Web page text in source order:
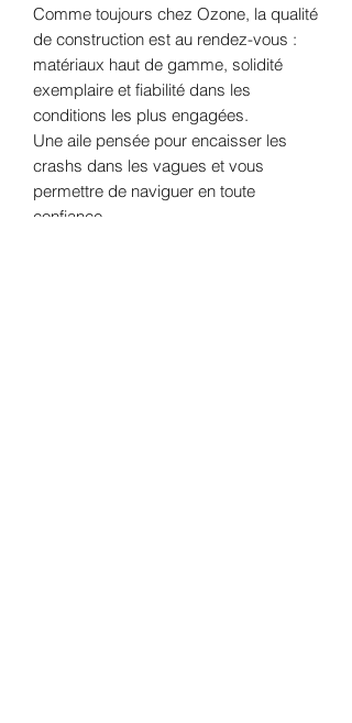
Comme toujours chez Ozone, la qualité
de construction est au rendez-vous :
matériaux haut de gamme, solidité
exemplaire et fiabilité dans les
conditions les plus engagées.
Une aile pensée pour encaisser les
crashs dans les vagues et vous
permettre de naviguer en toute
confiance.